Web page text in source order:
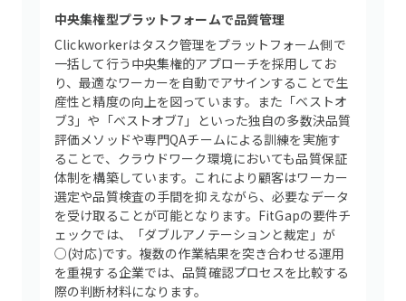
中央集権型プラットフォームで品質管理
Clickworkerはタスク管理をプラットフォーム側で
一括して行う中央集権的アプローチを採用してお
り、最適なワーカーを自動でアサインすることで生
産性と精度の向上を図っています。また「ベストオ
ブ3」や「ベストオブ7」といった独自の多数決品質
評価メソッドや専門QAチームによる訓練を実施す
ることで、クラウドワーク環境においても品質保証
体制を構築しています。これにより顧客はワーカー
選定や品質検査の手間を抑えながら、必要なデータ
を受け取ることが可能となります。FitGapの要件チ
ェックでは、「ダブルアノテーションと裁定」が
○(対応)です。複数の作業結果を突き合わせる運用
を重視する企業では、品質確認プロセスを比較する
際の判断材料になります。